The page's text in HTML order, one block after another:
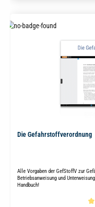
Die Gefahrstoffverordnung
Alle Vorgaben der GefStoffV zur
Betriebsanweisung und
Handbuch!